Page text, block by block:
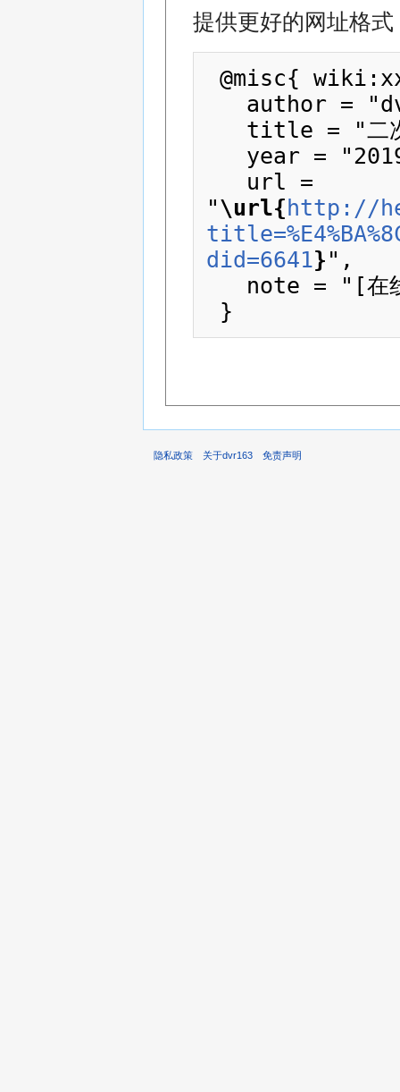
提供更好的网址格
@misc{ wiki:xxx,
"\url{ http://
did=6641} ",
隐私政策 关于dvr163 免责声明